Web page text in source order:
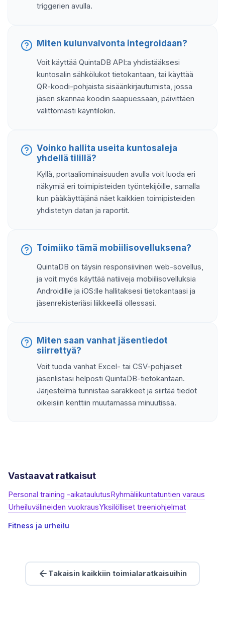
triggerien avulla.
Miten kulunvalvonta integroidaan?
Voit käyttää QuintaDB API:a yhdistääksesi
kuntosalin sähkölukot tietokantaan, tai käyttää
QR-koodi-pohjaista sisäänkirjautumista, jossa
jäsen skannaa koodin saapuessaan, päivittäen
välittömästi käyntilokin.
Voinko hallita useita kuntosaleja
yhdellä tilillä?
Kyllä, portaaliominaisuuden avulla voit luoda eri
näkymiä eri toimipisteiden työntekijöille, samalla
kun pääkäyttäjänä näet kaikkien toimipisteiden
yhdistetyn datan ja raportit.
Toimiiko tämä mobiilisovelluksena?
QuintaDB on täysin responsiivinen web-sovellus,
ja voit myös käyttää natiiveja mobiilisovelluksia
Androidille ja iOS:lle hallitaksesi tietokantaasi ja
jäsenrekisteriäsi liikkeellä ollessasi.
Miten saan vanhat jäsentiedot
siirrettyä?
Voit tuoda vanhat Excel- tai CSV-pohjaiset
jäsenlistasi helposti QuintaDB-tietokantaan.
Järjestelmä tunnistaa sarakkeet ja siirtää tiedot
oikeisiin kenttiin muutamassa minuutissa.
Vastaavat ratkaisut
Personal training -aikataulutusRyhmäliikuntatuntien varaus
Urheiluvälineiden vuokrausYksilölliset treeniohjelmat
Fitness ja urheilu
Takaisin kaikkiin toimialaratkaisuihin